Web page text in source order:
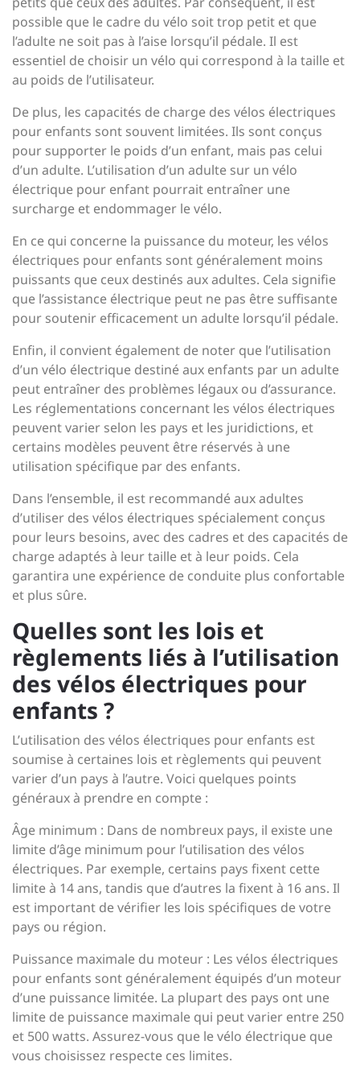
possible que le cadre du vélo soit trop petit et que
l’adulte ne soit pas à l’aise lorsqu’il pédale. Il est
essentiel de choisir un vélo qui correspond à la taille et
au poids de l’utilisateur.
De plus, les capacités de charge des vélos électriques
pour enfants sont souvent limitées. Ils sont conçus
pour supporter le poids d’un enfant, mais pas celui
d’un adulte. L’utilisation d’un adulte sur un vélo
électrique pour enfant pourrait entraîner une
surcharge et endommager le vélo.
En ce qui concerne la puissance du moteur, les vélos
électriques pour enfants sont généralement moins
puissants que ceux destinés aux adultes. Cela signifie
que l’assistance électrique peut ne pas être suffisante
pour soutenir efficacement un adulte lorsqu’il pédale.
Enfin, il convient également de noter que l’utilisation
d’un vélo électrique destiné aux enfants par un adulte
peut entraîner des problèmes légaux ou d’assurance.
Les réglementations concernant les vélos électriques
peuvent varier selon les pays et les juridictions, et
certains modèles peuvent être réservés à une
utilisation spécifique par des enfants.
Dans l’ensemble, il est recommandé aux adultes
d’utiliser des vélos électriques spécialement conçus
pour leurs besoins, avec des cadres et des capacités de
charge adaptés à leur taille et à leur poids. Cela
garantira une expérience de conduite plus confortable
et plus sûre.
Quelles sont les lois et
règlements liés à l’utilisation
des vélos électriques pour
enfants ?
L’utilisation des vélos électriques pour enfants est
soumise à certaines lois et règlements qui peuvent
varier d’un pays à l’autre. Voici quelques points
généraux à prendre en compte :
Âge minimum : Dans de nombreux pays, il existe une
limite d’âge minimum pour l’utilisation des vélos
électriques. Par exemple, certains pays fixent cette
limite à 14 ans, tandis que d’autres la fixent à 16 ans. Il
est important de vérifier les lois spécifiques de votre
pays ou région.
Puissance maximale du moteur : Les vélos électriques
pour enfants sont généralement équipés d’un moteur
d’une puissance limitée. La plupart des pays ont une
limite de puissance maximale qui peut varier entre 250
et 500 watts. Assurez-vous que le vélo électrique que
vous choisissez respecte ces limites.